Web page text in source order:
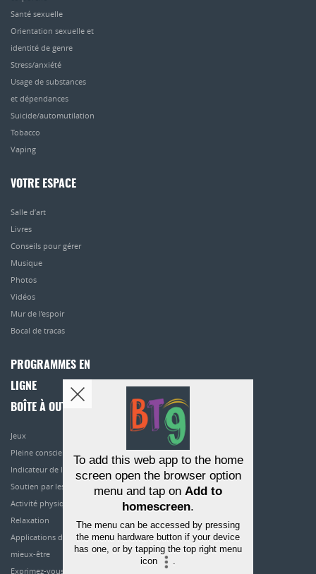
Santé sexuelle
Orientation sexuelle et
identité de genre
Stress/anxiété
Usage de substances
et dépendances
Suicide/automutilation
Tobacco
Vaping
VOTRE ESPACE
Salle d’art
Livres
Conseils pour gérer
Musique
Photos
Vidéos
Mur de l’espoir
Bocal de tracas
PROGRAMMES EN
LIGNE
BOÎTE À OUTILS
Jeux
Pleine conscience
Indicateur de l’humeur
Soutien par les pairs
Activité physique
Relaxation
Applications de
mieux-être
Exprimez-vous
To add this web app to the home
screen open the browser option
menu and tap on Add to
homescreen.
The menu can be accessed by pressing
the menu hardware button if your device
has one, or by tapping the top right menu
icon
.